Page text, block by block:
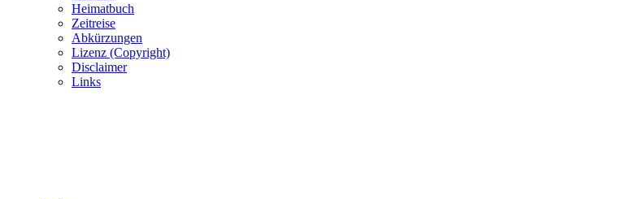
Heimatbuch
Zeitreise
Abkürzungen
Lizenz (Copyright)
Disclaimer
Links